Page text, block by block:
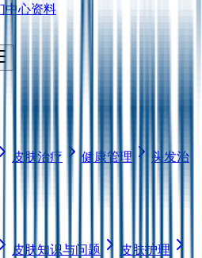
中心资料
皮肤治疗 健康管理
头发治
皮肤知识与问题
皮肤护理